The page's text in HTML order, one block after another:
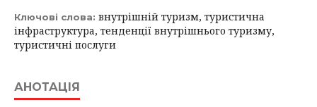
Ключові слова: внутрішній туризм, туристична
інфраструктура, тенденції внутрішнього туризму,
туристичні послуги
АНОТАЦІЯ